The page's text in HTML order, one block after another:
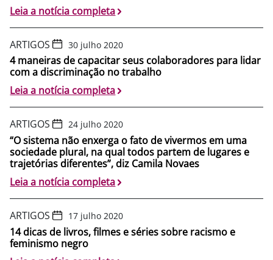
Leia a notícia completa
ARTIGOS 30 julho 2020
4 maneiras de capacitar seus colaboradores para lidar
com a discriminação no trabalho
Leia a notícia completa
ARTIGOS 24 julho 2020
“O sistema não enxerga o fato de vivermos em uma
sociedade plural, na qual todos partem de lugares e
trajetórias diferentes”, diz Camila Novaes
Leia a notícia completa
ARTIGOS 17 julho 2020
14 dicas de livros, filmes e séries sobre racismo e
feminismo negro